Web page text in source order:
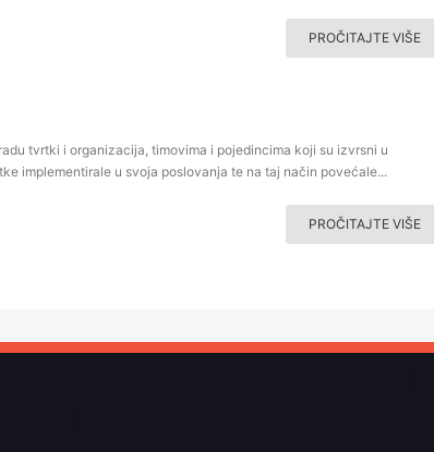
PROČITAJTE VIŠE
tvrtki i organizacija, timovima i pojedincima koji su izvrsni u
implementirale u svoja poslovanja te na taj način povećale...
PROČITAJTE VIŠE